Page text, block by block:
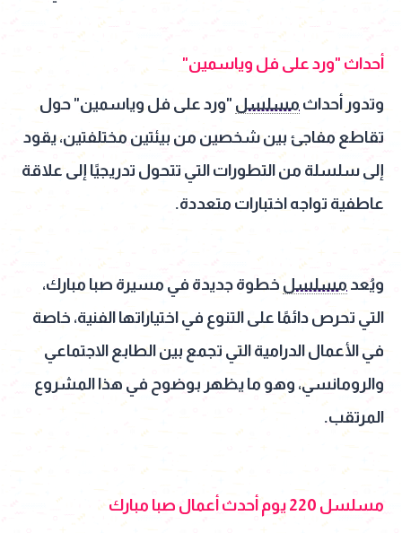
أحداث "ورد على فل وياسمين"
وتدور أحداث مسلسل "ورد على فل وياسمين" حول
تقاطع مفاجئ بين شخصين من بيئتين مختلفتين، يقود
إلى سلسلة من التطورات التي تتحول تدريجيًا إلى علاقة
عاطفية تواجه اختبارات متعددة.
ويُعد مسلسلخطوة جديدة في مسيرة صبا مبارك،
التي تحرص دائمًا على التنوع في اختياراتها الفنية، خاصة
في الأعمال الدرامية التي تجمع بين الطابع الاجتماعي
والرومانسي، وهو ما يظهر بوضوح في هذا المشروع
المرتقب.
مسلسل 220 يوم أحدث أعمال صبا مبارك